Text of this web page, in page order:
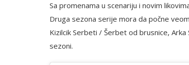
Sa promenama u scenariju i novim
Druga sezona serije mora da počne
Kizilcik Serbeti / Šerbet od brusnice,
sezoni.